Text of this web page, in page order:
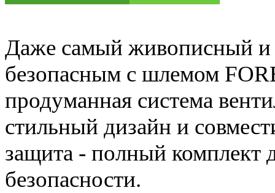
Даже самый живописный и
безопасным с шлемом
продуманная система
стильный дизайн и
защита - полный комплект
безопасности.